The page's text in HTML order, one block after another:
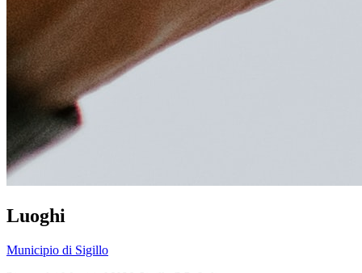
Luoghi
Municipio di Sigillo